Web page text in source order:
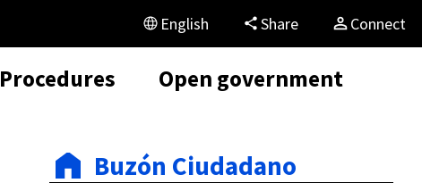
English Share Connect
Procedures Open government
Buzón Ciudadano